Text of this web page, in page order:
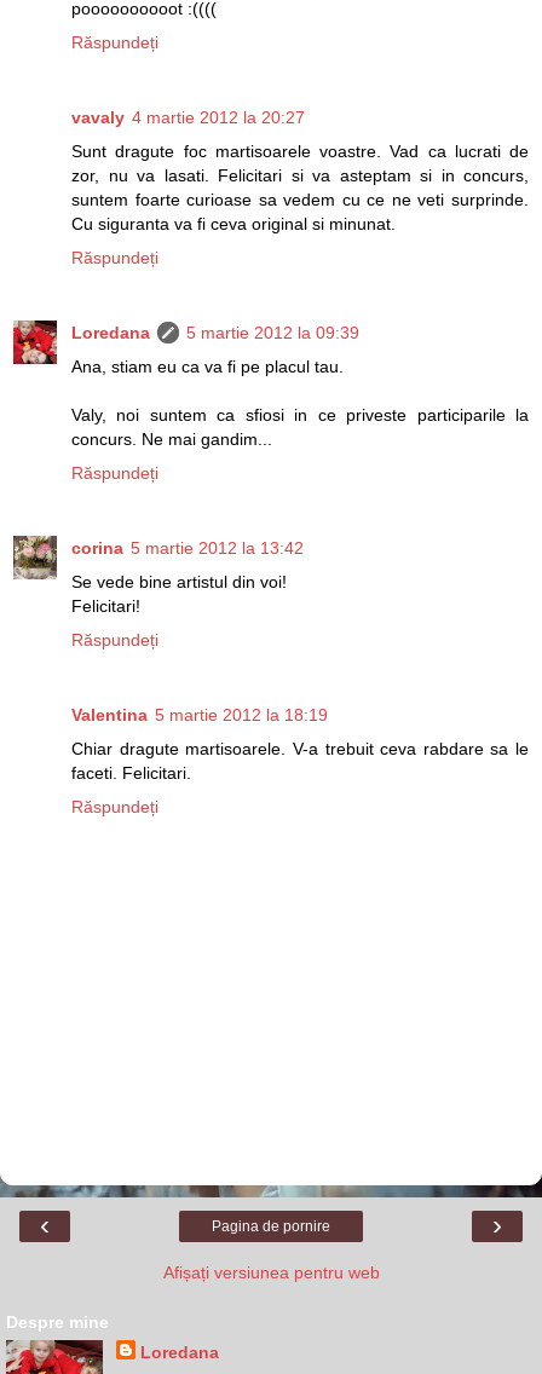
poooooooooot :((((
Răspundeți
vavaly 4 martie 2012 la 20:27
Sunt dragute foc martisoarele voastre. Vad ca lucrati de
zor, nu va lasati. Felicitari si va asteptam si in concurs,
suntem foarte curioase sa vedem cu ce ne veti surprinde.
Cu siguranta va fi ceva original si minunat.
Răspundeți
Loredana
5 martie 2012 la 09:39
Ana, stiam eu ca va fi pe placul tau.
Valy, noi suntem ca sfiosi in ce priveste participarile la
concurs. Ne mai gandim...
Răspundeți
corina 5 martie 2012 la 13:42
Se vede bine artistul din voi!
Felicitari!
Răspundeți
Valentina 5 martie 2012 la 18:19
Chiar dragute martisoarele. V-a trebuit ceva rabdare sa le
faceti. Felicitari.
Răspundeți
‹ ›
Pagina de pornire
Afișați versiunea pentru web
Despre mine
Loredana